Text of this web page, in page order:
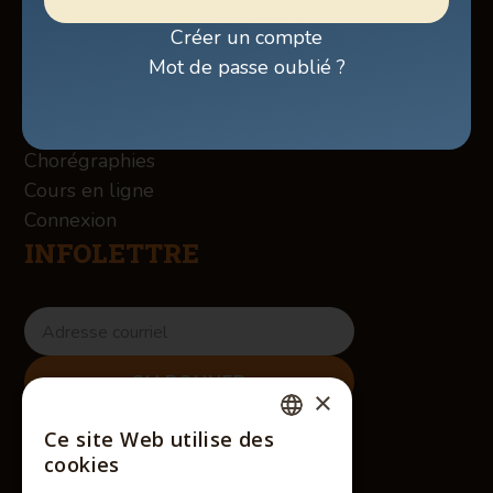
Créer un compte
Mot de passe oublié ?
Billetterie
À propos des Winslow
Contact
Chorégraphies
Cours en ligne
Connexion
INFOLETTRE
RÉSEAUX SOCIAUX
×
Ce site Web utilise des
cookies